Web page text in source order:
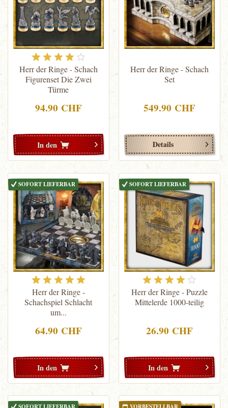
Herr der Ringe - Schach
Figurenset Die Zwei
Türme
94.90 CHF
In den
Herr der Ringe - Schach
Set
549.90 CHF
Details
SOFORT LIEFERBAR
Herr der Ringe -
Schachspiel Schlacht
um...
64.90 CHF
In den
SOFORT LIEFERBAR
Herr der Ringe - Puzzle
Mittelerde 1000-teilig
26.90 CHF
In den